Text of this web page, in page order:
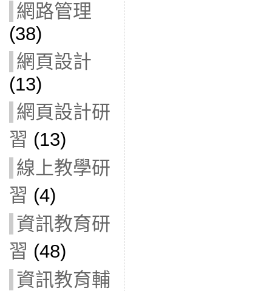
網路管理
(38)
網頁設計
(13)
網頁設計研
習 (13)
線上教學研
習 (4)
資訊教育研
習 (48)
資訊教育輔